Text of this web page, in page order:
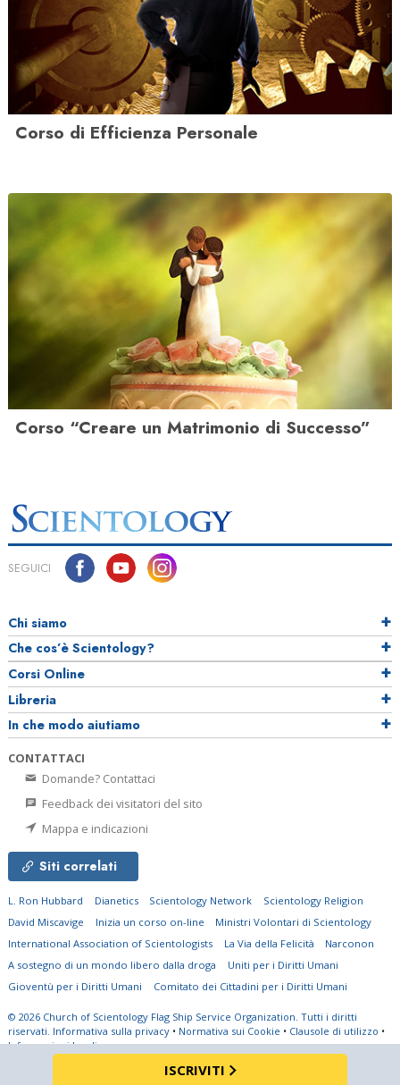
ISCRIVITI
Corso di Efficienza Personale
Corso “Creare un Matrimonio di Successo”
SEGUICI
Chi siamo
Che cos’è Scientology?
Corsi Online
Libreria
In che modo aiutiamo
CONTATTACI
Domande? Contattaci
Feedback dei visitatori del sito
Mappa e indicazioni
Siti correlati
L. Ron Hubbard Dianetics Scientology Network
Scientology Religion
David Miscavige
Inizia un corso on-line
Ministri Volontari di Scientology
International Association of Scientologists
La Via della Felicità
Narconon
A sostegno di un mondo libero dalla droga
Uniti per i Diritti Umani
Gioventù per i Diritti Umani
Comitato dei Cittadini per i Diritti Umani
© 2026 Church of Scientology Flag Ship Service Organization. Tutti i diritti
riservati. Informativa sulla privacy • Normativa sui Cookie • Clausole di utilizzo •
Informazioni legali